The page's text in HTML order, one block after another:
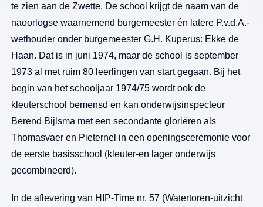
te zien aan de Zwette. De school krijgt de naam van de
naoorlogse waarnemend burgemeester én latere P.v.d.A.-
wethouder onder burgemeester G.H. Kuperus: Ekke de
Haan. Dat is in juni 1974, maar de school is september
1973 al met ruim 80 leerlingen van start gegaan. Bij het
begin van het schooljaar 1974/75 wordt ook de
kleuterschool bemensd en kan onderwijsinspecteur
Berend Bijlsma met een secondante gloriëren als
Thomasvaer en Pieternel in een openingsceremonie voor
de eerste basisschool (kleuter-en lager onderwijs
gecombineerd).
In de aflevering van HIP-Time nr. 57 (Watertoren-uitzicht